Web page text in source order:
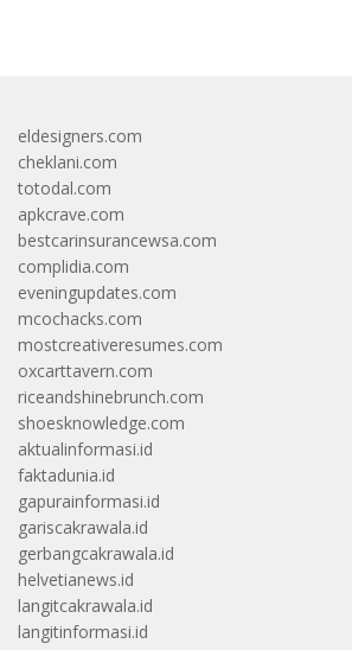
eldesigners.com
cheklani.com
totodal.com
apkcrave.com
bestcarinsurancewsa.com
complidia.com
eveningupdates.com
mcochacks.com
mostcreativeresumes.com
oxcarttavern.com
riceandshinebrunch.com
shoesknowledge.com
aktualinformasi.id
faktadunia.id
gapurainformasi.id
gariscakrawala.id
gerbangcakrawala.id
helvetianews.id
langitcakrawala.id
langitinformasi.id